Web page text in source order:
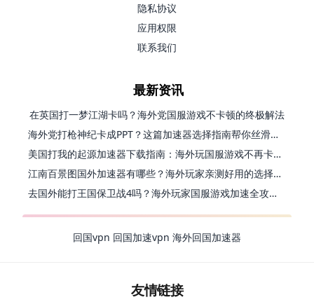
隐私协议
应用权限
联系我们
最新资讯
在英国打一梦江湖卡吗？海外党国服游戏不卡顿的终极解法
海外党打枪神纪卡成PPT？这篇加速器选择指南帮你丝滑上分
美国打我的起源加速器下载指南：海外玩国服游戏不再卡的终极方案
江南百景图国外加速器有哪些？海外玩家亲测好用的选择与避坑指南
去国外能打王国保卫战4吗？海外玩家国服游戏加速全攻略（附公主连结幻想江湖实测）
回国vpn 回国加速vpn 海外回国加速器
友情链接